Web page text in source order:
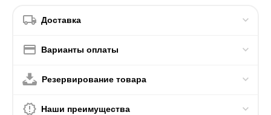
Доставка
Варианты оплаты
Резервирование товара
Наши преимущества